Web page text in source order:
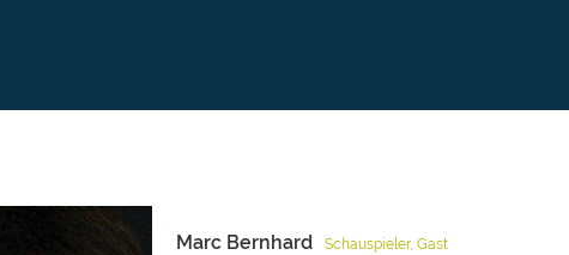
Marc Bernhard Schauspieler, Gast